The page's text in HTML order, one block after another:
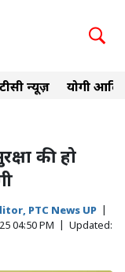
न्यूज़ योगी
की हो
PTC News UP
04:50 PM
Updated: